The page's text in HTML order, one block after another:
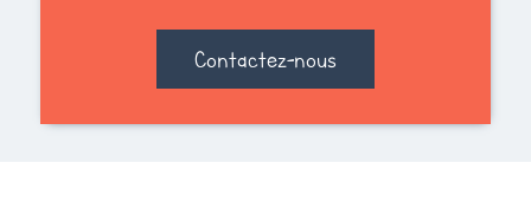
Contactez-nous